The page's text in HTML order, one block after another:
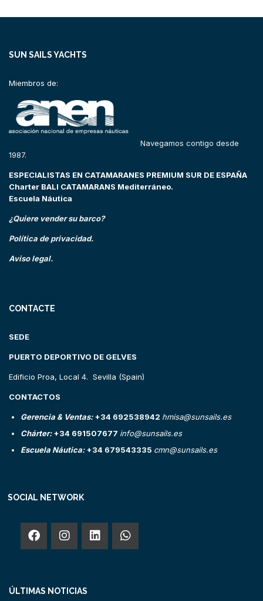
SUN SAILS YACHTS
Miembros de:
Navegamos contigo desde
1987.
ESPECIALISTAS EN CATAMARANES PREMIUM SUR DE ESPAÑA
Charter BALI CATAMARANS Mediterráneo.
Escuela Náutica
¿Quiere vender su barco?
Política de privacidad.
Aviso legal.
CONTACTE
SEDE
PUERTO DEPORTIVO DE GELVES
Edificio Proa, Local 4. Sevilla (Spain)
CONTACTOS
Gerencia & Ventas:+34 692538942 hmisa@sunsails.es
Chárter:+34 691507677 info@sunsails.es
Escuela Náutica:+34 679543335 cmn@sunsails.es
SOCIAL NETWORK
ÚLTIMAS NOTICIAS